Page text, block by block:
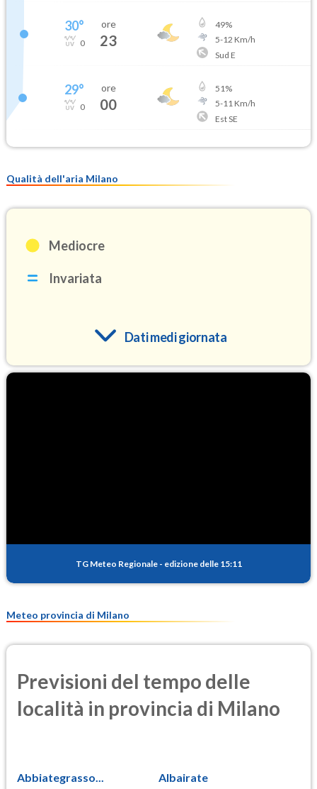
30°
0
ore
23
49%
5-12 Km/h
Sud E
29°
0
ore
00
51%
5-11Km/h
Est SE
Qualità dell'aria Milano
Mediocre
Invariata
Dati medi giornata
PM25
TG Meteo Regionale - edizione delle 15:11
Meteo provincia di Milano
Previsioni del tempo delle
località in provincia di Milano
Abbiategrasso... Albairate